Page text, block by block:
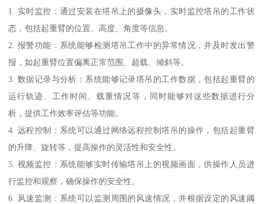
1. 实时监控：通过安装在塔吊上的摄像头，实时监控塔吊的工作状
态，包括起重臂的位置、高度、角度等信息。
2. 报警功能：系统能够检测塔吊工作中的异常情况，并及时发出警
报，如起重臂位置偏离正常范围、超载、倾斜等。
3. 数据记录与分析：系统能够记录塔吊的工作数据，包括起重臂的
运行轨迹、工作时间、载重情况等，同时能够对这些数据进行分
析，提供工作效率评估等功能。
4. 远程控制：系统可以通过网络远程控制塔吊的操作，包括起重臂
的升降、旋转等，提高操作的灵活性和安全性。
5. 视频监控：系统能够实时传输塔吊上的视频画面，供操作人员进
行监控和观察，确保操作的安全性。
6. 风速监测：系统可以监测周围的风速情况，并根据设定的风速阈